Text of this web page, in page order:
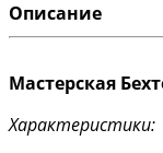
Описание
Мастерская
Характеристики: